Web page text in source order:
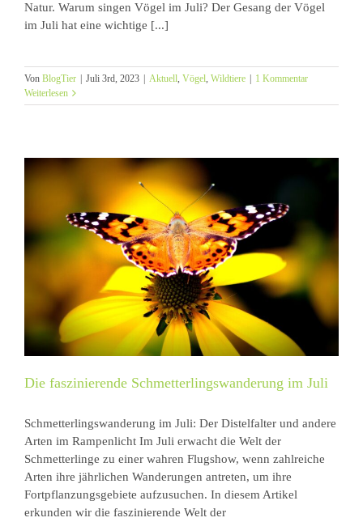
Natur. Warum singen Vögel im Juli? Der Gesang der Vögel
im Juli hat eine wichtige [...]
Von BlogTier Juli 3rd, 2023 Aktuell, Vögel, Wildtiere
1 Kommentar
Weiterlesen
Die faszinierende Schmetterlingswanderung im Juli
Schmetterlingswanderung im Juli: Der Distelfalter und andere
Arten im Rampenlicht Im Juli erwacht die Welt der
Schmetterlinge zu einer wahren Flugshow, wenn zahlreiche
Arten ihre jährlichen Wanderungen antreten, um ihre
Fortpflanzungsgebiete aufzusuchen. In diesem Artikel
erkunden wir die faszinierende Welt der